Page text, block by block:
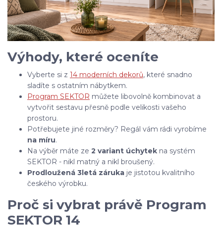
Výhody, které oceníte
Vyberte si z 14 moderních dekorů, které snadno
sladíte s ostatním nábytkem.
Program SEKTOR můžete libovolně kombinovat a
vytvořit sestavu přesně podle velikosti vašeho
prostoru.
Potřebujete jiné rozměry? Regál vám rádi vyrobíme
na míru.
Na výběr máte ze 2 variant úchytek na systém
SEKTOR - nikl matný a nikl broušený.
Prodloužená 3letá záruka je jistotou kvalitního
českého výrobku.
Proč si vybrat právě Program
SEKTOR 14